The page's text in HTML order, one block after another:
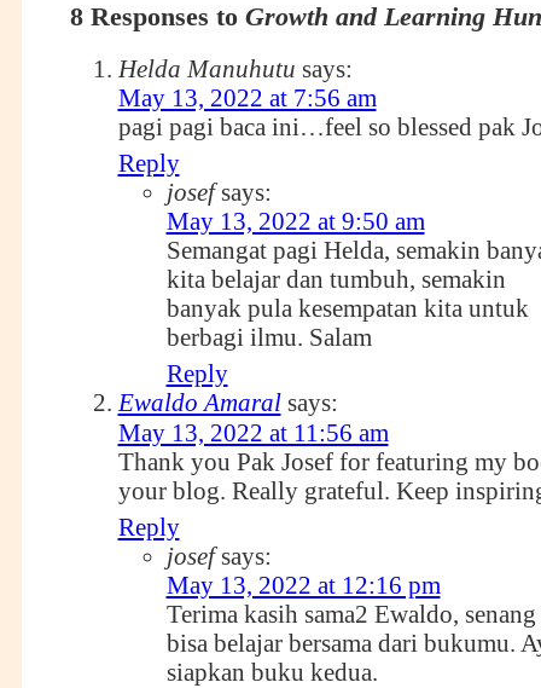
8 Responses to Growth and Learning
Helda Manuhutu says:
May 13, 2022 at 7:56 am
pagi pagi baca ini…feel so blessed pak
Reply
josef says:
May 13, 2022 at 9:50 am
Semangat pagi Helda, semakin
kita belajar dan tumbuh, semakin
banyak pula kesempatan kita untuk
berbagi ilmu. Salam
Reply
Ewaldo Amaral says:
May 13, 2022 at 11:56 am
Thank you Pak Josef for featuring my
your blog. Really grateful. Keep
Reply
josef says:
May 13, 2022 at 12:16 pm
Terima kasih sama2 Ewaldo, senang
bisa belajar bersama dari bukumu.
siapkan buku kedua.